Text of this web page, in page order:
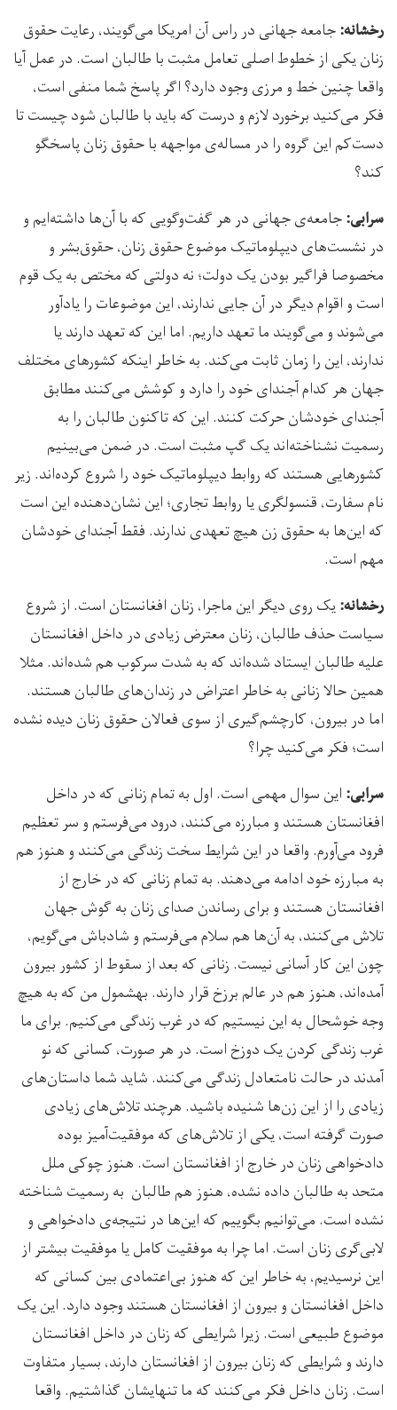
رخشانه:جامعه جهانی در راس آن امریکا می‌گویند، رعایت حقوق
زنان یکی از خطوط اصلی تعامل مثبت با طالبان است. در عمل آیا
واقعا چنین خط و مرزی وجود دارد؟ اگر پاسخ شما منفی است،
فکر می‌کنید برخورد لازم و درست که باید با طالبان شود چیست تا
دست‌کم این گروه را در مساله‌ی مواجهه با حقوق زنان پاسخگو
کند؟
سرابی:جامعه‌ی جهانی در هر گفت‌وگویی که با آن‌ها داشته‌ایم و
در نشست‌های دیپلوماتیک موضوع حقوق زنان، حقوق‌بشر و
مخصوصا فراگیر بودن یک دولت؛ نه دولتی که مختص به یک قوم
است و اقوام دیگر در آن جایی ندارند، این موضوعات را یادآور
می‌شوند و می‌گویند ما تعهد داریم. اما این که تعهد دارند یا
ندارند، این را زمان ثابت می‌کند. به خاطر اینکه کشورهای مختلف
جهان هر کدام آجندای خود را دارد و کوشش می‌کنند مطابق
آجندای خودشان حرکت کنند. این که تاکنون طالبان را به
رسمیت نشناخته‌اند یک گپ مثبت است. در ضمن می‌بینیم
کشورهایی هستند که روابط دیپلوماتیک خود را شروع کرده‌اند. زیر
نام سفارت، قنسولگری یا روابط تجاری؛ این نشان‌دهنده این است
که این‌ها به حقوق زن هیچ تعهدی ندارند. فقط آجندای خودشان
مهم است.
رخشانه:یک روی دیگر این ماجرا، زنان افغانستان است. از شروع
سیاست حذف طالبان، زنان معترض زیادی در داخل افغانستان
علیه طالبان ایستاد شده‌اند که به شدت سرکوب هم شده‌اند. مثلا
همین حالا زنانی به خاطر اعتراض در زندان‌های طالبان هستند.
اما در بیرون، کارچشم‌گیری از سوی فعالان حقوق زنان دیده نشده
است؛ فکر می‌کنید چرا؟
سرابی: این سوال مهمی است. اول به تمام زنانی که در داخل
افغانستان هستند و مبارزه می‌کنند، درود می‌فرستم و سر تعظیم
فرود می‌آورم. واقعا در این شرایط سخت زندگی می‌کنند و هنوز هم
به مبارزه خود ادامه می‌دهند. به تمام زنانی که در خارج از
افغانستان هستند و برای رساندن صدای زنان به گوش جهان
تلاش می‌کنند، به آن‌ها هم سلام می‌فرستم و شادباش می‌گویم،
چون این کار آسانی نیست. زنانی که بعد از سقوط از کشور بیرون
آمده‌اند، هنوز هم در عالم برزخ قرار دارند. به­شمول من که به هیچ
وجه خوشحال به این نیستیم که در غرب زندگی می‌کنیم. برای ما
غرب زندگی کردن یک دوزخ است. در هر صورت، کسانی که نو
آمدند در حالت نامتعادل زندگی می‌کنند. شاید شما داستان‌های
زیادی را از این زن‌ها شنیده باشید. هرچند تلاش‌های زیادی
صورت گرفته است، یکی از تلاش‌های که موفقیت‌آمیز بوده
دادخواهی زنان در خارج از افغانستان است. هنوز چوکی ملل
متحد به طالبان داده نشده، هنوز هم طالبان به رسمیت شناخته
نشده است. می‌توانیم بگوییم که این‌ها در نتیجه‌ی دادخواهی و
لابی‌گری زنان است. اما چرا به موفقیت کامل یا موفقیت بیشتر از
این نرسیدیم، به خاطر این که هنوز بی‌اعتمادی بین کسانی که
داخل افغانستان و بیرون از افغانستان هستند وجود دارد. این یک
موضوع طبیعی است. زیرا شرایطی که زنان در داخل افغانستان
دارند و شرایطی که زنان بیرون از افغانستان دارند، بسیار متفاوت
است. زنان داخل فکر می‌کنند که ما تنهایشان گذاشتیم. واقعا